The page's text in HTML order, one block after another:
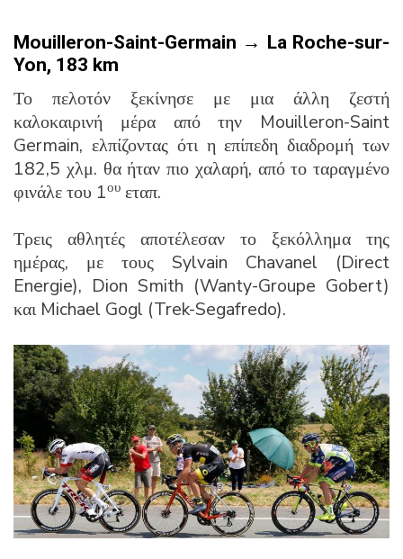
Mouilleron-Saint-Germain → La Roche-sur-
Yon, 183 km
Το πελοτόν ξεκίνησε με μια άλλη ζεστή
καλοκαιρινή μέρα από την Mouilleron-Saint
Germain, ελπίζοντας ότι η επίπεδη διαδρομή των
182,5 χλμ. θα ήταν πιο χαλαρή, από το ταραγμένο
φινάλε του 1ου εταπ.
Τρεις αθλητές αποτέλεσαν το ξεκόλλημα της
ημέρας, με τους Sylvain Chavanel (Direct
Energie), Dion Smith (Wanty-Groupe Gobert)
και Michael Gogl (Trek-Segafredo).